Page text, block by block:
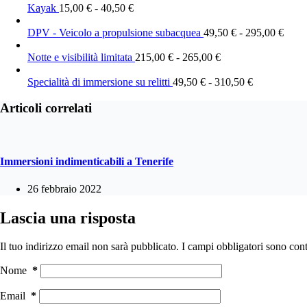
Kayak 15,00 € - 40,50 €
DPV - Veicolo a propulsione subacquea 49,50 € - 295,00 €
Notte e visibilità limitata 215,00 € - 265,00 €
Specialità di immersione su relitti 49,50 € - 310,50 €
Articoli correlati
Immersioni indimenticabili a Tenerife
26 febbraio 2022
Lascia una risposta
Il tuo indirizzo email non sarà pubblicato. I campi obbligatori sono
Nome *
Email *